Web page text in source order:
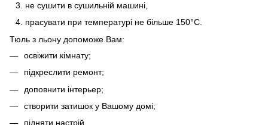
не сушити в сушильній машині,
прасувати при температурі не більше 150°C.
Тюль з льону допоможе Вам:
освіжити кімнату;
підкреслити ремонт;
доповнити інтерьер;
створити затишок у Вашому домі;
підняти настрій.